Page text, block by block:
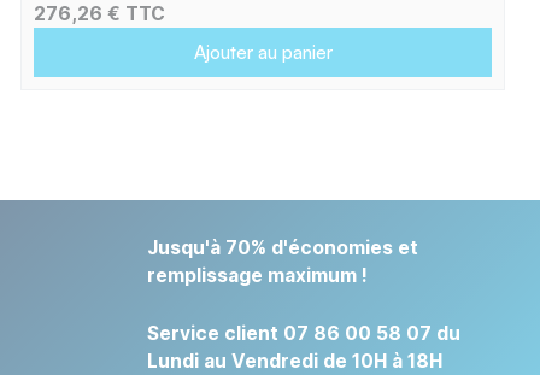
276,26 € TTC
Ajouter au panier
Jusqu'à 70% d'économies et
remplissage maximum !
Service client 07 86 00 58 07 du
Lundi au Vendredi de 10H à 18H